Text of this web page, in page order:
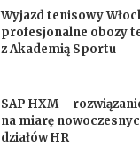
Wyjazd tenisowy
profesjonalne obozy
z Akademią Sportu
SAP HXM –
na miarę
działów HR